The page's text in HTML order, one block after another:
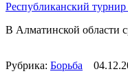
Республиканский турнир
В Алматинской области
Рубрика: Борьба